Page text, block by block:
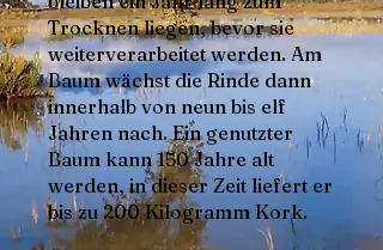
Trocknen liegen, bevor sie
weiterverarbeitet werden. Am
Baum wächst die Rinde dann
innerhalb von neun bis elf
Jahren nach. Ein genutzter
Baum kann 150 Jahre alt
werden, in dieser Zeit liefert er
bis zu 200 Kilogramm Kork.